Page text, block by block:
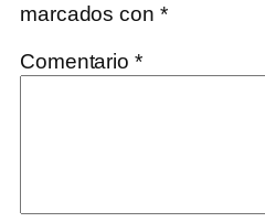
marcados con *
Comentario *